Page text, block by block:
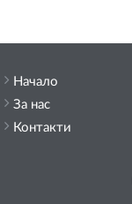
Начало
За нас
Контакти